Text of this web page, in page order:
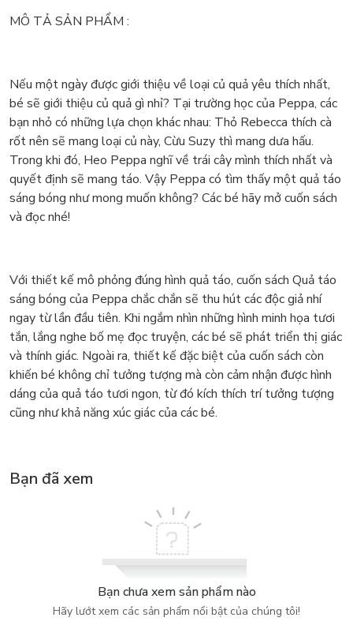
MÔ TẢ SẢN PHẨM :
Nếu một ngày được giới thiệu về loại củ quả yêu thích nhất,
bé sẽ giới thiệu củ quả gì nhỉ? Tại trường học của Peppa, các
bạn nhỏ có những lựa chọn khác nhau: Thỏ Rebecca thích cà
rốt nên sẽ mang loại củ này, Cừu Suzy thì mang dưa hấu.
Trong khi đó, Heo Peppa nghĩ về trái cây mình thích nhất và
quyết định sẽ mang táo. Vậy Peppa có tìm thấy một quả táo
sáng bóng như mong muốn không? Các bé hãy mở cuốn sách
và đọc nhé!
Với thiết kế mô phỏng đúng hình quả táo, cuốn sách Quả táo
sáng bóng của Peppa chắc chắn sẽ thu hút các độc giả nhí
ngay từ lần đầu tiên. Khi ngắm nhìn những hình minh họa tươi
tắn, lắng nghe bố mẹ đọc truyện, các bé sẽ phát triển thị giác
và thính giác. Ngoài ra, thiết kế đặc biệt của cuốn sách còn
khiến bé không chỉ tưởng tượng mà còn cảm nhận được hình
dáng của quả táo tươi ngon, từ đó kích thích trí tưởng tượng
cũng như khả năng xúc giác của các bé.
Bạn đã xem
Bạn chưa xem sản phẩm nào
Hãy lướt xem các sản phẩm nổi bật của chúng tôi!